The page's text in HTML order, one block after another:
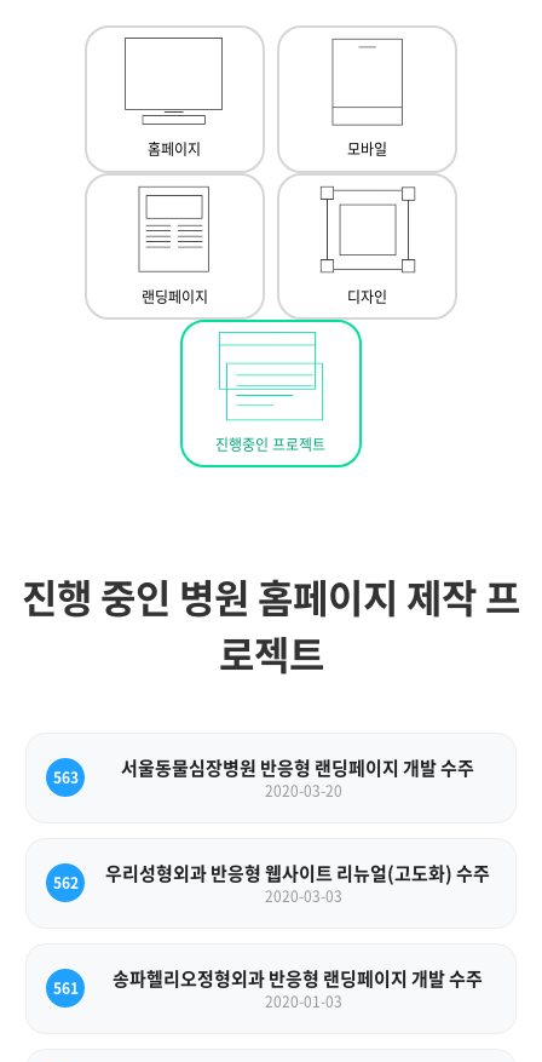
홈페이지 모바일
랜딩페이지 디자인
진행중인 프로젝트
진행 중인 병원 홈페이지 제작 프
로젝트
563 서울동물심장병원 반응형 랜딩페이지 개발 수주
2020-03-20
562 우리성형외과 반응형 웹사이트 리뉴얼(고도화) 수주
2020-03-03
561 송파헬리오정형외과 반응형 랜딩페이지 개발 수주
2020-01-03